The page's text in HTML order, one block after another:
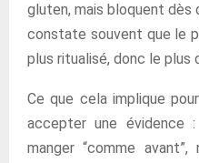
gluten, mais bloquent dès
constate souvent que le
plus ritualisé, donc le plus
Ce que cela implique
accepter une évidence
manger “comme